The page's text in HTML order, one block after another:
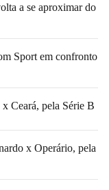
a se aproximar do
Sport em confronto
Ceará, pela Série B
x Operário, pela